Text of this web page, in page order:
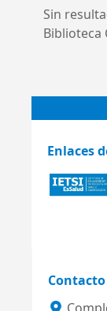
Sin
Biblioteca
Enlaces
Contacto